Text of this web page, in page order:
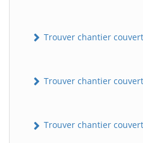
Trouver chantier
Trouver chantier
Trouver chantier